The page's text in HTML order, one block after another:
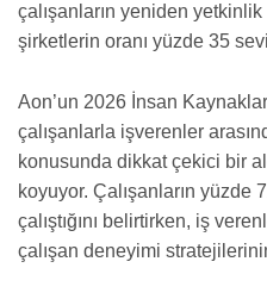
çalışanların yeniden
şirketlerin oranı yüzde 35
Aon’un 2026 İnsan
çalışanlarla işverenler
konusunda dikkat çekici bir
koyuyor. Çalışanların yüzde
çalıştığını belirtirken, iş
çalışan deneyimi